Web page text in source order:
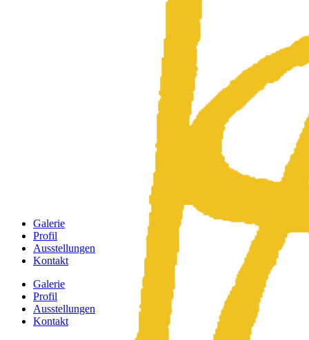
Galerie
Profil
Ausstellungen
Kontakt
Galerie
Profil
Ausstellungen
Kontakt